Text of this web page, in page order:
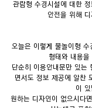
관람형 수경시설에 대한
안전을 위해
오늘은 이렇게 물놀이형
형태와 내용을
단순히 이용안내문만 있는
면서도 정보 제공에 알찬
이 있
원하는 디자인이 없으시다